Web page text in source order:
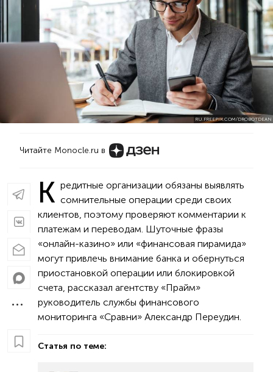
RU.FREEPIK.COM/DROBOTDEAN
Читайте Monocle.ru в
К редитные организации обязаны выявлять
сомнительные операции среди своих
клиентов, поэтому проверяют комментарии к
платежам и переводам. Шуточные фразы
«онлайн-казино» или «финансовая пирамида»
могут привлечь внимание банка и обернуться
приостановкой операции или блокировкой
счета, рассказал агентству «Прайм»
руководитель службы финансового
мониторинга «Сравни» Александр Переудин.
Статья по теме: